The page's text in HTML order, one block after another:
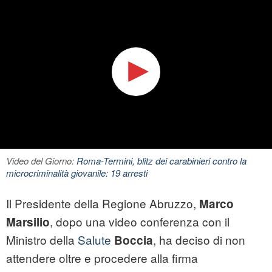
Video del Giorno:Roma-Termini, blitz dei carabinieri contro la
microcriminalità giovanile: 19 arresti
Il Presidente della Regione Abruzzo, Marco
Marsilio, dopo una video conferenza con il
Ministro della Salute Boccia, ha deciso di non
attendere oltre e procedere alla firma